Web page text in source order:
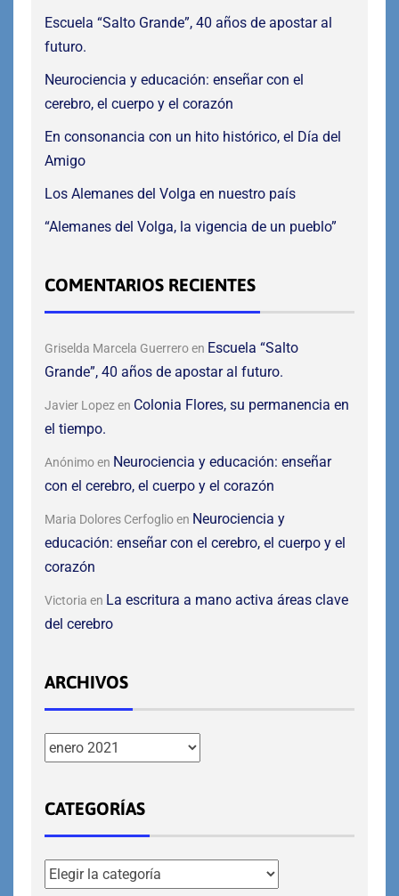
Escuela “Salto Grande”, 40 años de apostar al
futuro.
Neurociencia y educación: enseñar con el
cerebro, el cuerpo y el corazón
En consonancia con un hito histórico, el Día del
Amigo
Los Alemanes del Volga en nuestro país
“Alemanes del Volga, la vigencia de un pueblo”
COMENTARIOS RECIENTES
Griselda Marcela Guerreroen Escuela “Salto
Grande”, 40 años de apostar al futuro.
Javier Lopezen Colonia Flores, su permanencia en
el tiempo.
Anónimoen Neurociencia y educación: enseñar
con el cerebro, el cuerpo y el corazón
Maria Dolores Cerfoglioen Neurociencia y
educación: enseñar con el cerebro, el cuerpo y el
corazón
Victoria en La escritura a mano activa áreas clave
del cerebro
ARCHIVOS
CATEGORÍAS